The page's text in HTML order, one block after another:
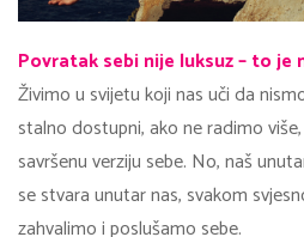
Povratak sebi nije luksuz – to je
Živimo u svijetu koji nas uči da
stalno dostupni, ako ne radimo
savršenu verziju sebe. No, naš
se stvara unutar nas, svakom
zahvalimo i poslušamo sebe.